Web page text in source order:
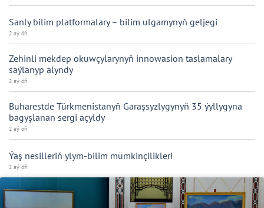
Sanly bilim platformalary – bilim ulgamynyň geljegi
2 aý öň
Zehinli mekdep okuwçylarynyň innowasion taslamalary
saýlanyp alyndy
2 aý öň
Buharestde Türkmenistanyň Garaşsyzlygynyň 35 ýyllygyna
bagyşlanan sergi açyldy
2 aý öň
Ýaş nesilleriň ylym-bilim mümkinçilikleri
2 aý öň